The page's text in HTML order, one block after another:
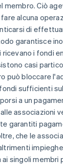
membro. Ciò
alcuna
di
garantisce
ricevano i fondi
casi
può bloccare
sufficienti
a un
alle associazioni
garantiti
che le
singoli membri